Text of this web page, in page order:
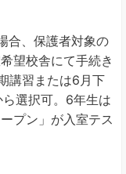
合、保護者対象の
望校舎にて手続き
講習または6月下
選択可。6年生は
プン」が入室テス